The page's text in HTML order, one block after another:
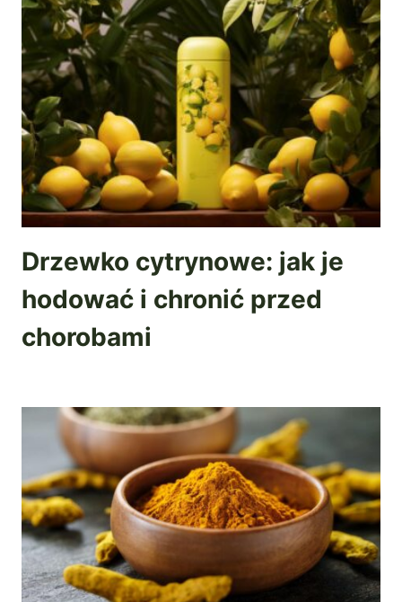
Drzewko cytrynowe: jak je
hodować i chronić przed
chorobami